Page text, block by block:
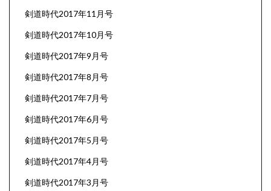
剣道時代2017年11月号
剣道時代2017年10月号
剣道時代2017年9月号
剣道時代2017年8月号
剣道時代2017年7月号
剣道時代2017年6月号
剣道時代2017年5月号
剣道時代2017年4月号
剣道時代2017年3月号